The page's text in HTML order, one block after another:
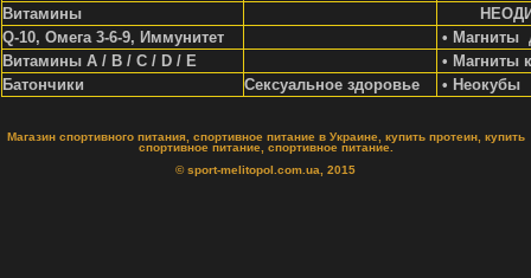
Витамины
Q-10, Омега 3-6-9, Иммунитет
• Магниты
Витамины A / В / С / D / Е
• Магниты
Батончики
Сексуальное здоровье • Неокубы
Магазин спортивного питания, спортивное питание в Украине, купить протеин, купить
спортивное питание, спортивное питание.
© sport-melitopol.com.ua, 2015